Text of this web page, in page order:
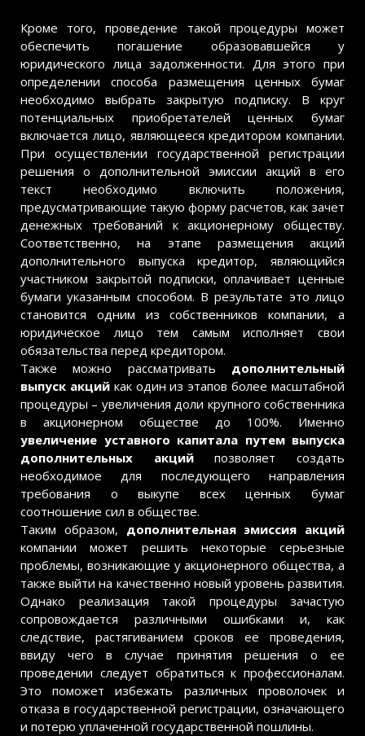
Кроме того, проведение такой процедуры может
обеспечить погашение образовавшейся у
юридического лица задолженности. Для этого при
определении способа размещения ценных бумаг
необходимо выбрать закрытую подписку. В круг
потенциальных приобретателей ценных бумаг
включается лицо, являющееся кредитором компании.
При осуществлении государственной регистрации
решения о дополнительной эмиссии акций в его
текст необходимо включить положения,
предусматривающие такую форму расчетов, как зачет
денежных требований к акционерному обществу.
Соответственно, на этапе размещения акций
дополнительного выпуска кредитор, являющийся
участником закрытой подписки, оплачивает ценные
бумаги указанным способом. В результате это лицо
становится одним из собственников компании, а
юридическое лицо тем самым исполняет свои
обязательства перед кредитором.
Также можно рассматривать дополнительный
выпуск акцийкак один из этапов более масштабной
процедуры – увеличения доли крупного собственника
в акционерном обществе до 100%. Именно
увеличение уставного капитала путем выпуска
дополнительных акцийпозволяет создать
необходимое для последующего направления
требования о выкупе всех ценных бумаг
соотношение сил в обществе.
Таким образом, дополнительная эмиссия акций
компании может решить некоторые серьезные
проблемы, возникающие у акционерного общества, а
также выйти на качественно новый уровень развития.
Однако реализация такой процедуры зачастую
сопровождается различными ошибками и, как
следствие, растягиванием сроков ее проведения,
ввиду чего в случае принятия решения о ее
проведении следует обратиться к профессионалам.
Это поможет избежать различных проволочек и
отказа в государственной регистрации, означающего
и потерю уплаченной государственной пошлины.